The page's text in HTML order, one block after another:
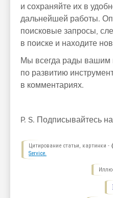
и сохраняйте их в
дальнейшей работы.
поисковые запросы,
в поиске и находите
Мы всегда рады вашим
по развитию
в комментариях.
P. S. Подписывайтесь
Цитирование статьи, картинки -
Service.